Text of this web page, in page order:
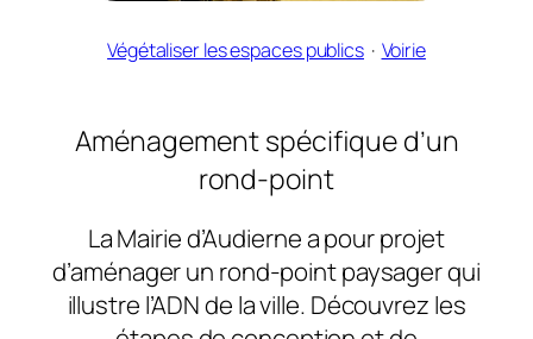
Végétaliser les espaces publics
  ·
Voirie
Aménagement spécifique d’un
rond-point
La Mairie d’Audierne a pour projet
d’aménager un rond-point paysager qui
illustre l’ADN de la ville. Découvrez les